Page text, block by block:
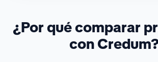
¿Por qué comparar
con